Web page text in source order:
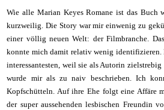
Wie alle Marian Keyes Romane ist das Buch
kurzweilig. Die Story war mir einwenig zu
einer völlig neuen Welt: der Filmbranche.
konnte mich damit relativ wenig
interessantesten, weil sie als Autorin
wurde mir als zu naiv beschrieben. Ich
Kopfschütteln. Auf ihre Ehe folgt eine Affäre
der super aussehenden lesbischen Freundin